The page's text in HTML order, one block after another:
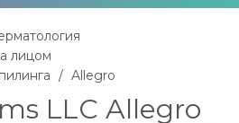
лицом
Allegro
LLC Allegro